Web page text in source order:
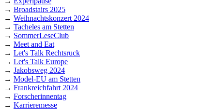
→ Broadstairs 2025
→ Weihnachtskonzert 2024
→ Tacheles am Stetten
→ SommerLeseClub
→ Meet and Eat
→ Let's Talk Rechtsruck
→ Let's Talk Europe
→ Jakobsweg 2024
→ Model-EU am Stetten
→ Frankreichfahrt 2024
→ Forscherinnentag
→ Karrieremesse